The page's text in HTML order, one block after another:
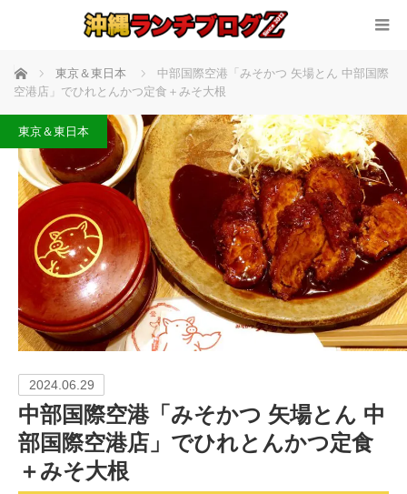
ホーム 東京＆東日本
中部国際空港「みそかつ 矢場とん 中部国際
空港店」でひれとんかつ定食＋みそ大根
東京＆東日本
2024.06.29
中部国際空港「みそかつ 矢場とん 中
部国際空港店」でひれとんかつ定食
＋みそ大根